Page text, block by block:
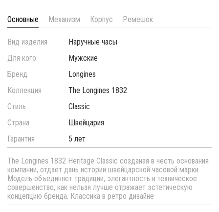
Основные Механизм Корпус Ремешок
Вид изделия
Наручные часы
Для кого
Мужские
Бренд
Longines
Коллекция
The Longines 1832
Стиль
Classic
Страна
Швейцария
Гарантия
5 лет
The Longines 1832 Heritage Classic созданая в честь основания
компании, отдает дань истории швейцарской часовой марки.
Модель объединяет традиции, элегантность и техническое
совершенство, как нельзя лучше отражает эстетическую
концепцию бренда. Классика в ретро дизайне